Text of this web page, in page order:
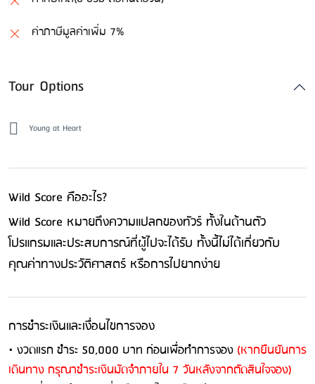
ค่าภาษีมูลค่าเพิ่ม 7%
Tour Options
Young at Heart
Wild Score คืออะไร?
Wild Score หมายถึงความแปลกของทัวร์ ทั้งในด้านตัว
โปรแกรมและประสบการณ์ที่ผู้ไปจะได้รับ ทั้งนี้ไม่ได้เกี่ยวกับ
คุณค่าทางประวัติศาสตร์ หรือการไปยากง่าย
การชําระเงินและเงื่อนไขการจอง
• งวดแรก ชําระ 50,000 บาท ก่อนเพื่อทําการจอง (หากยืนยันการ
เดินทาง กรุณาชำระเงินมัดจำภายใน 7 วันหลังจากตัดสินใจจอง)